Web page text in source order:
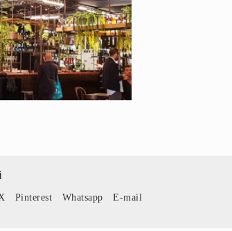
Pinterest Whatsapp E-mail